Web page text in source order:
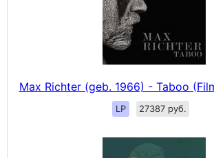
Max Richter (geb. 1966) - Taboo
LP 27387 руб.